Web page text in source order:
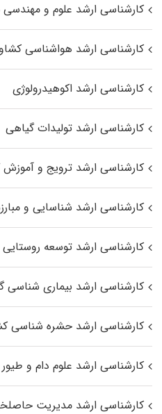
کارشناسی ارشد علوم و
کارشناسی ارشد هواشناسی
کارشناسی ارشد اکوهیدرولوژی
کارشناسی ارشد تولیدات گیاهی
کارشناسی ارشد ترویج و
کارشناسی ارشد شناسایی و
کارشناسی ارشد توسعه روستایی
کارشناسی ارشد بیماری‌ شناسی
کارشناسی ارشد حشره‌ شناسی
کارشناسی ارشد علوم دام و طیور
کارشناسی ارشد مدیریت